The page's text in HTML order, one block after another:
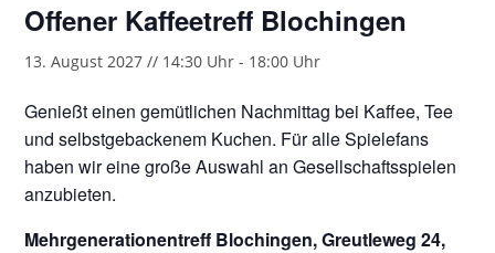
Offener Kaffeetreff Blochingen
13. August 2027 // 14:30 Uhr - 18:00 Uhr
Genießt einen gemütlichen Nachmittag bei Kaffee, Tee
und selbstgebackenem Kuchen. Für alle Spielefans
haben wir eine große Auswahl an Gesellschaftsspielen
anzubieten.
Mehrgenerationentreff Blochingen, Greutleweg 24,